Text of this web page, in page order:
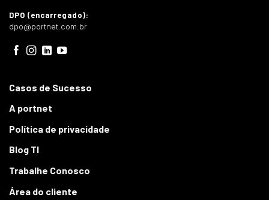
DPO (encarregado):
dpo@portnet.com.br
Casos de Sucesso
A portnet
Política de privacidade
Blog TI
Trabalhe Conosco
Área do cliente